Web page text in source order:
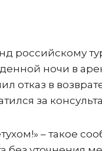
российскому
ночи в
отказ в
за
– такое